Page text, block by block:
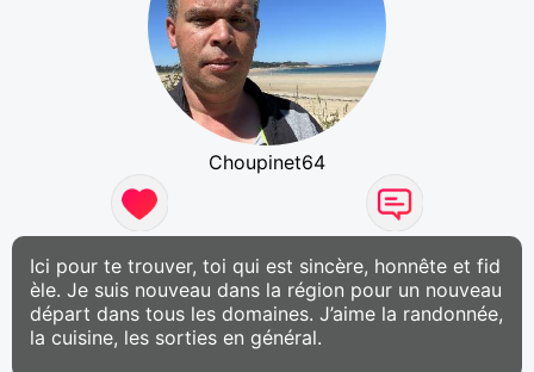
Choupinet64
Ici pour te trouver, toi qui est sincère, honnête et fid
èle. Je suis nouveau dans la région pour un nouveau
départ dans tous les domaines. J’aime la randonnée,
la cuisine, les sorties en général.